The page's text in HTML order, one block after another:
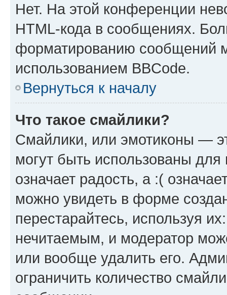
Нет. На этой конференции
HTML-кода в сообщениях.
форматированию сообщений
использованием BBCode.
Вернуться к началу
Что такое смайлики?
Смайлики, или эмотиконы —
могут быть использованы
означает радость, а :(
можно увидеть в форме
перестарайтесь, используя
нечитаемым, и модератор
или вообще удалить его.
ограничить количество